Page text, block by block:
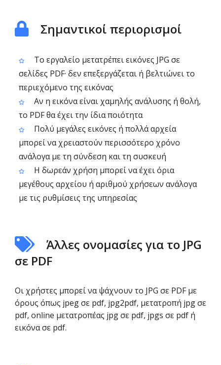
Σημαντικοί περιορισμοί
Το εργαλείο μετατρέπει εικόνες JPG σε
σελίδες PDF· δεν επεξεργάζεται ή βελτιώνει το
περιεχόμενο της εικόνας
Αν η εικόνα είναι χαμηλής ανάλυσης ή θολή,
το PDF θα έχει την ίδια ποιότητα
Πολύ μεγάλες εικόνες ή πολλά αρχεία
μπορεί να χρειαστούν περισσότερο χρόνο
ανάλογα με τη σύνδεση και τη συσκευή
Η δωρεάν χρήση μπορεί να έχει όρια
μεγέθους αρχείου ή αριθμού χρήσεων ανάλογα
με τις ρυθμίσεις της υπηρεσίας
Άλλες ονομασίες για το JPG
σε PDF
Οι χρήστες μπορεί να ψάχνουν το JPG σε PDF με
όρους όπως jpeg σε pdf, jpg2pdf, μετατροπή jpg σε
pdf, online μετατροπέας jpg σε pdf, jpgs σε pdf ή
εικόνα σε pdf.